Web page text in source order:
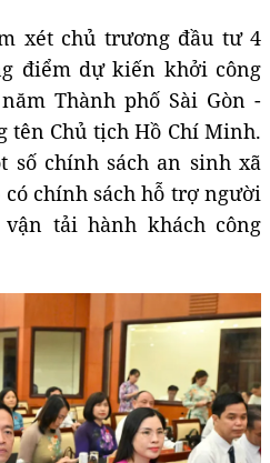
xét chủ trương đầu tư 4
điểm dự kiến khởi công
Thành phố Sài Gòn -
Chủ tịch Hồ Chí Minh.
số chính sách an sinh xã
chính sách hỗ trợ người
tải hành khách công